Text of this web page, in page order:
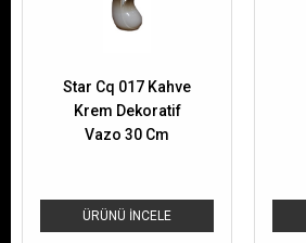
ÜRÜNÜ İNCELE
Star Cq 017 Kahve
Krem Dekoratif
Vazo 30 Cm